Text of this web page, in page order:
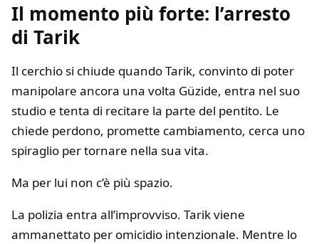
Il momento più forte: l’arresto
di Tarik
Il cerchio si chiude quando Tarik, convinto di poter
manipolare ancora una volta Güzide, entra nel suo
studio e tenta di recitare la parte del pentito. Le
chiede perdono, promette cambiamento, cerca uno
spiraglio per tornare nella sua vita.
Ma per lui non c’è più spazio.
La polizia entra all’improvviso. Tarik viene
ammanettato per omicidio intenzionale. Mentre lo